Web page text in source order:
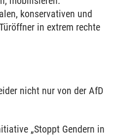
konservativen und
in extrem rechte
nicht nur von der AfD
„Stoppt Gendern in